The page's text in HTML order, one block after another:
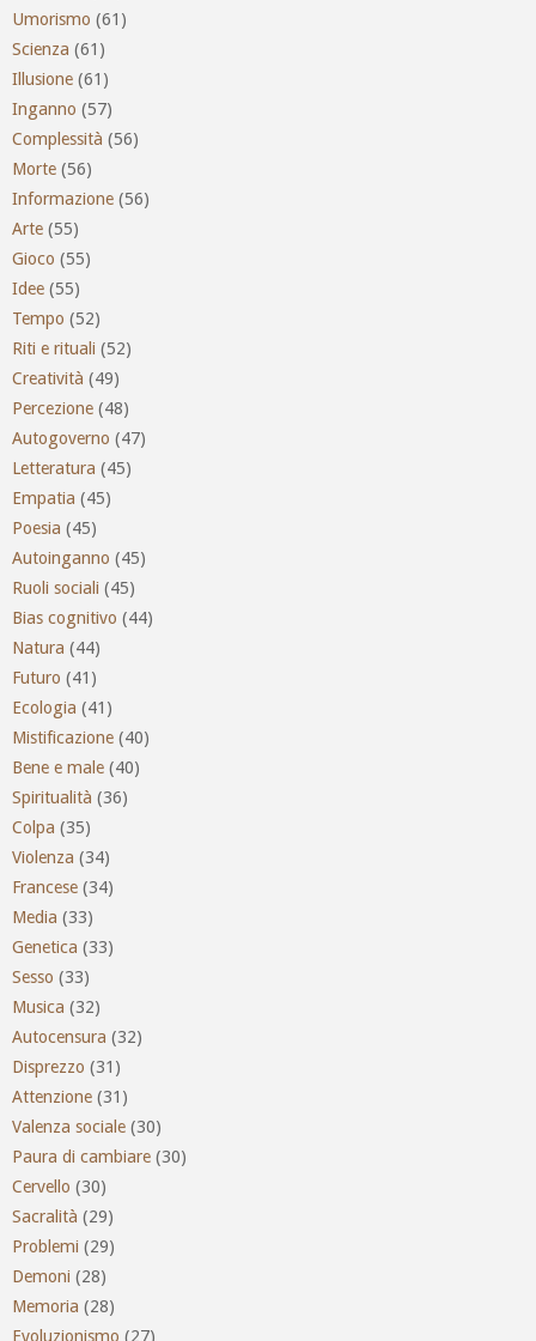
Umorismo (61)
Scienza (61)
Illusione (61)
Inganno (57)
Complessità (56)
Morte (56)
Informazione (56)
Arte (55)
Gioco (55)
Idee (55)
Tempo (52)
Riti e rituali (52)
Creatività (49)
Percezione (48)
Autogoverno (47)
Letteratura (45)
Empatia (45)
Poesia (45)
Autoinganno (45)
Ruoli sociali (45)
Bias cognitivo (44)
Natura (44)
Futuro (41)
Ecologia (41)
Mistificazione (40)
Bene e male (40)
Spiritualità (36)
Colpa (35)
Violenza (34)
Francese (34)
Media (33)
Genetica (33)
Sesso (33)
Musica (32)
Autocensura (32)
Disprezzo (31)
Attenzione (31)
Valenza sociale (30)
Paura di cambiare (30)
Cervello (30)
Sacralità (29)
Problemi (29)
Demoni (28)
Memoria (28)
Evoluzionismo (27)